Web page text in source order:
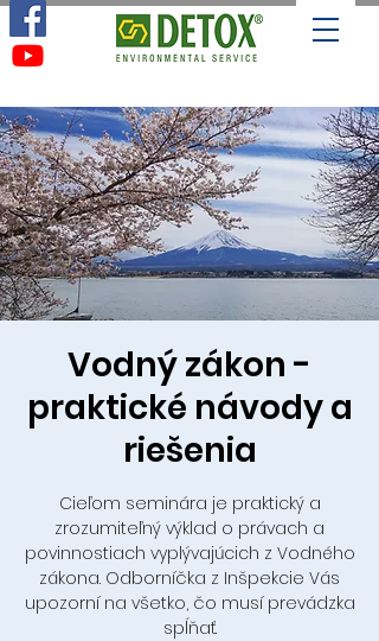
Vodný zákon -
praktické návody a
riešenia
Cieľom seminára je praktický a
zrozumiteľný výklad o právach a
povinnostiach vyplývajúcich z Vodného
zákona. Odborníčka z Inšpekcie Vás
upozorní na všetko, čo musí prevádzka
spĺňať.